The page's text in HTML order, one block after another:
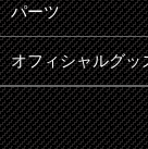
パーツ
オフィシャルグッ